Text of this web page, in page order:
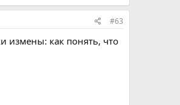
#63
измены: как понять, что